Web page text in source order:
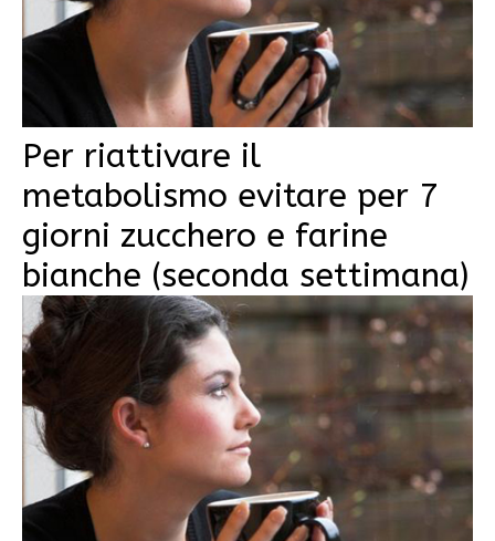
Per riattivare il
metabolismo evitare per 7
giorni zucchero e farine
bianche (seconda settimana)